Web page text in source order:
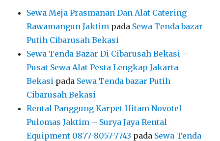
Sewa Meja Prasmanan Dan Alat Catering
Rawamangun Jaktim pada Sewa Tenda bazar
Putih Cibarusah Bekasi
Sewa Tenda Bazar Di Cibarusah Bekasi –
Pusat Sewa Alat Pesta Lengkap Jakarta
Bekasi pada Sewa Tenda bazar Putih
Cibarusah Bekasi
Rental Panggung Karpet Hitam Novotel
Pulomas Jaktim – Surya Jaya Rental
Equipment 0877-8057-7743 pada Sewa Tenda